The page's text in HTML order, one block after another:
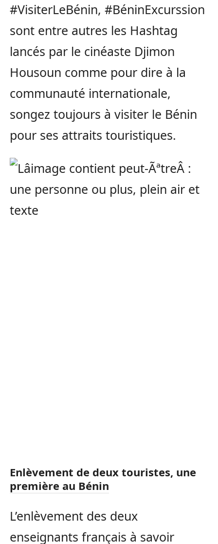
#VisiterLeBénin, #BéninExcurssion
sont entre autres les Hashtag
lancés par le cinéaste Djimon
Housoun comme pour dire à la
communauté internationale,
songez toujours à visiter le Bénin
pour ses attraits touristiques.
Enlèvement de deux touristes, une
première au Bénin
L’enlèvement des deux
enseignants français à savoir